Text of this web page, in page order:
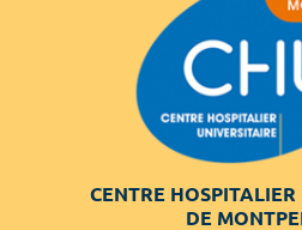
CENTRE
DE